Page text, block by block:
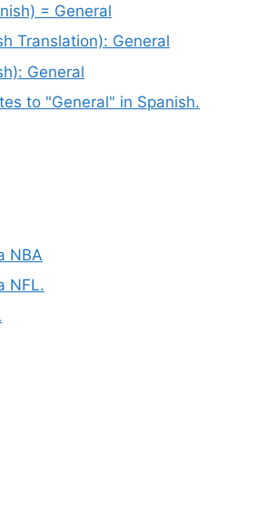
= General
Translation): General
General
to "General" in Spanish.
NBA
NFL.